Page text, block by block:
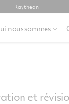
Raytheon
nous sommes
et